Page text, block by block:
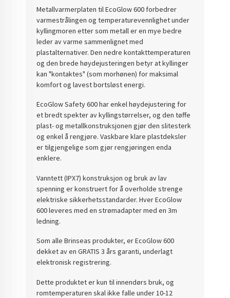
Metallvarmerplaten til EcoGlow 600 forbedrer
varmestrålingen og temperaturevennlighet under
kyllingmoren etter som metall er en mye bedre
leder av varme sammenlignet med
plastalternativer. Den nedre kontakttemperaturen
og den brede høydejusteringen betyr at kyllinger
kan "kontaktes" (som morhønen) for maksimal
komfort og lavest bortsløst energi.
EcoGlow Safety 600 har enkel høydejustering for
et bredt spekter av kyllingstørrelser, og den tøffe
plast- og metallkonstruksjonen gjør den slitesterk
og enkel å rengjøre. Vaskbare klare plastdeksler
er tilgjengelige som gjør rengjøringen enda
enklere.
Vanntett (IPX7) konstruksjon og bruk av lav
spenning er konstruert for å overholde strenge
elektriske sikkerhetsstandarder. Hver EcoGlow
600 leveres med en strømadapter med en 3m
ledning.
Som alle Brinseas produkter, er EcoGlow 600
dekket av en GRATIS 3 års garanti, underlagt
elektronisk registrering.
Dette produktet er kun til innendørs bruk, og
romtemperaturen skal ikke falle under 10-12